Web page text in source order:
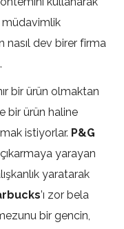
müdavimlik
nasıl dev birer firma
bir ürün olmaktan
bir ürün haline
istiyorlar. P&G
yarayan
yaratarak
’ı zor bela
bir gencin,